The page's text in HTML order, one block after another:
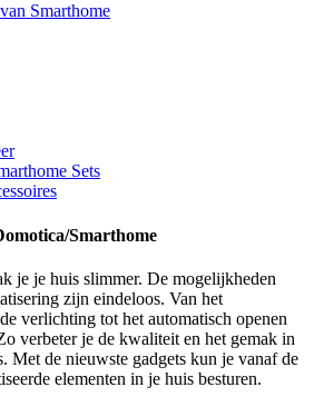
Smarthome
Sets
Smarthome
je je huis slimmer. De mogelijkheden
zijn eindeloos. Van het
verlichting tot het automatisch openen
verbeter je de kwaliteit en het gemak in
Met de nieuwste gadgets kun je vanaf de
elementen in je huis besturen.